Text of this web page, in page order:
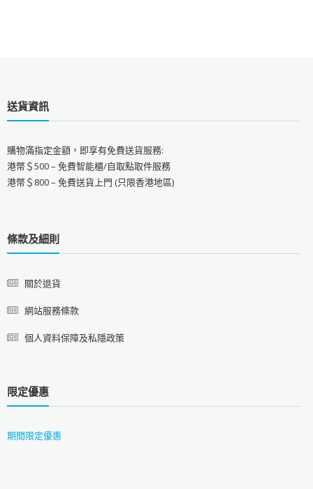
送貨資訊
購物滿指定金額，即享有免費送貨服務:
港幣＄500 – 免費智能櫃/自取點取件服務
港幣＄800 – 免費送貨上門 (只限香港地區)
條款及細則
關於退貨
網站服務條款
個人資料保障及私隱政策
限定優惠
期間限定優惠